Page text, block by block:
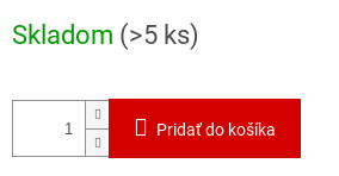
cena:
Skladom (>5 ks)
Pridať do košíka